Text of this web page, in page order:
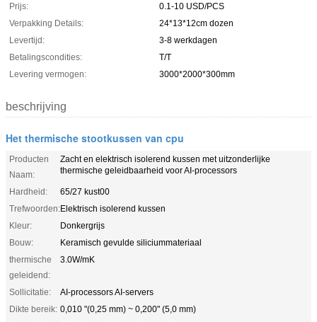
Prijs:
0.1-10 USD/PCS
Verpakking Details:
24*13*12cm dozen
Levertijd:
3-8 werkdagen
Betalingscondities:
T/T
Levering vermogen:
3000*2000*300mm
beschrijving
Het thermische stootkussen van cpu
Producten
Naam:
Zacht en elektrisch isolerend kussen met uitzonderlijke
thermische geleidbaarheid voor AI-processors
Hardheid:
65/27 kust00
Trefwoorden:Elektrisch isolerend kussen
Kleur:
Donkergrijs
Bouw:
Keramisch gevulde siliciummateriaal
thermische
geleidend:
3.0W/mK
Sollicitatie:
AI-processors AI-servers
Dikte bereik: 0,010 "(0,25 mm) ~ 0,200" (5,0 mm)